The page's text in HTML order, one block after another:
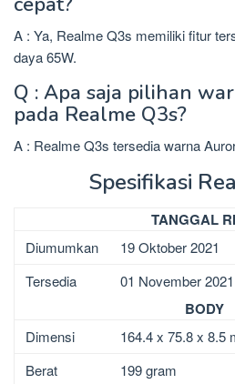
A : Ya, Realme Q3s memiliki fitur
daya 65W.
Q : Apa saja pilihan
pada Realme Q3s?
A : Realme Q3s tersedia warna
Spesifikasi
TANGGAL
Diumumkan
19 Oktober 2021
Tersedia
01 November 2021
BODY
Dimensi
164.4 x 75.8 x 8.5
Berat
199 gram